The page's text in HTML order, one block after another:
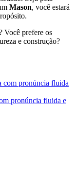
Mason, você estará
Você prefere os
e construção?
pronúncia fluida e